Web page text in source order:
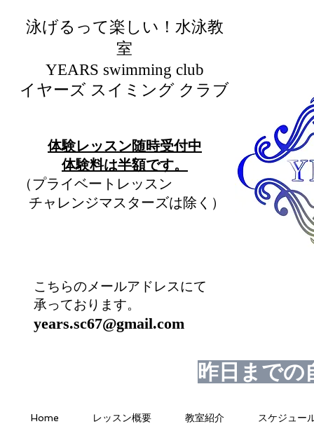
泳げるって楽しい！水泳教
室
​YEARS swimming club
イヤーズ スイミング クラブ
​体験レッスン随時受付中
​体験料は半額です。
（プライベートレッスン
チャレンジマスターズは除く）
こちらのメールアドレスにて
承っております。
years.sc67@gmail.com
昨日までの
Home レッスン概要 教室紹介 スケジュー